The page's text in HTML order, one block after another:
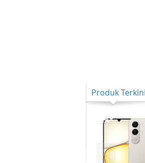
Produk Terkini
-12%*